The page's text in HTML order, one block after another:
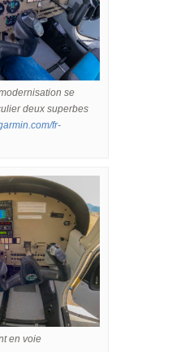
se
deux superbes
fr-
en voie